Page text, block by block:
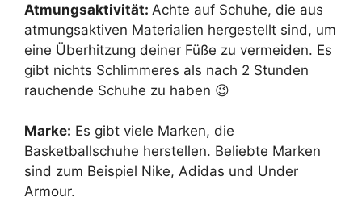
Atmungsaktivität: Achte auf Schuhe, die aus
atmungsaktiven Materialien hergestellt sind, um
eine Überhitzung deiner Füße zu vermeiden. Es
gibt nichts Schlimmeres als nach 2 Stunden
rauchende Schuhe zu haben 😉
Marke: Es gibt viele Marken, die
Basketballschuhe herstellen. Beliebte Marken
sind zum Beispiel Nike, Adidas und Under
Armour.